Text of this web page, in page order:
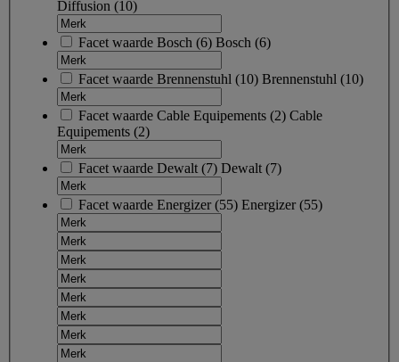
Diffusion (10)
Facet waarde Bosch (6) Bosch (6)
Facet waarde Brennenstuhl (10) Brennenstuhl (10)
Facet waarde Cable Equipements (2) Cable
Equipements (2)
Facet waarde Dewalt (7) Dewalt (7)
Facet waarde Energizer(55) Energizer(55)